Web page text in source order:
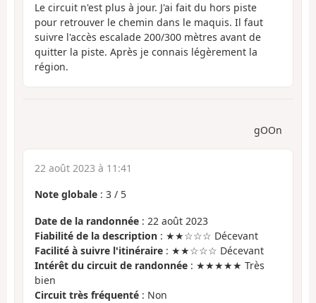
Le circuit n'est plus à jour. J'ai fait du hors piste
pour retrouver le chemin dans le maquis. Il faut
suivre l'accès escalade 200/300 mètres avant de
quitter la piste. Après je connais légèrement la
région.
gOOn
22 août 2023 à 11:41
Note globale : 3 / 5
Date de la randonnée : 22 août 2023
Fiabilité de la description : ★★☆☆☆ Décevant
Facilité à suivre l'itinéraire : ★★☆☆☆ Décevant
Intérêt du circuit de randonnée : ★★★★★ Très
bien
Circuit très fréquenté : Non